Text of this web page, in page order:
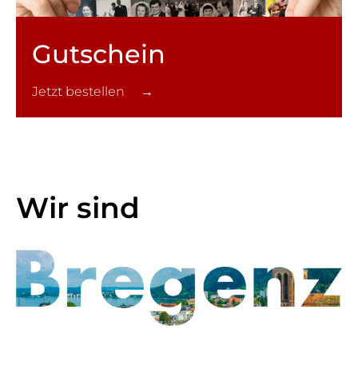
Gutschein
Jetzt bestellen →
Wir sind